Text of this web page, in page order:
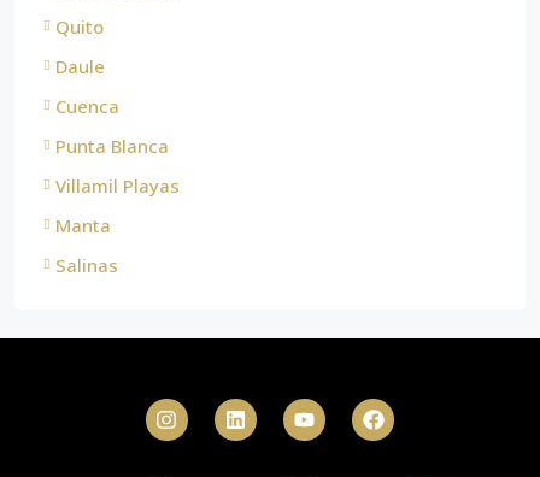
Quito
Daule
Cuenca
Punta Blanca
Villamil Playas
Manta
Salinas